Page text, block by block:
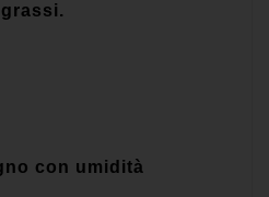
con umidità